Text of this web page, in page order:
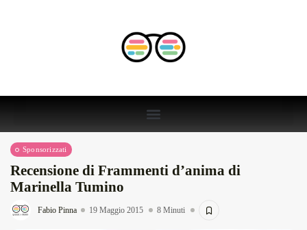
Sponsorizzati
Recensione di Frammenti d’anima di
Marinella Tumino
Fabio Pinna 19 Maggio 2015 8 Minuti